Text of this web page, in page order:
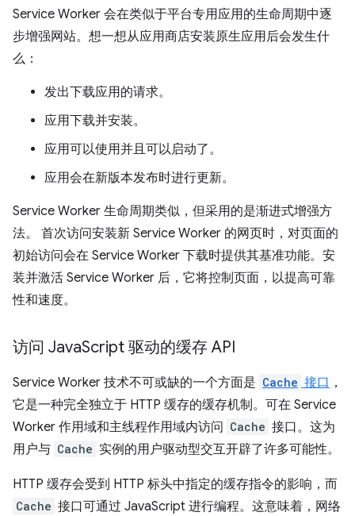
Service Worker 会在类似于平台专用应用的生命周期中逐
步增强网站。想一想从应用商店安装原生应用后会发生什
么：
发出下载应用的请求。
应用下载并安装。
应用可以使用并且可以启动了。
应用会在新版本发布时进行更新。
Service Worker 生命周期类似，但采用的是渐进式增强方
法。 首次访问安装新 Service Worker 的网页时，对页面的
初始访问会在 Service Worker 下载时提供其基准功能。安
装并激活 Service Worker 后，它将控制页面，以提高可靠
性和速度。
访问 JavaScript 驱动的缓存 API
Service Worker 技术不可或缺的一个方面是 Cache 接口 ，
它是一种完全独立于 HTTP 缓存的缓存机制。可在 Service
Worker 作用域和主线程作用域内访问 Cache 接口。这为
用户与 Cache 实例的用户驱动型交互开辟了许多可能性。
HTTP 缓存会受到 HTTP 标头中指定的缓存指令的影响，而
Cache 接口可通过 JavaScript 进行编程。这意味着，网络